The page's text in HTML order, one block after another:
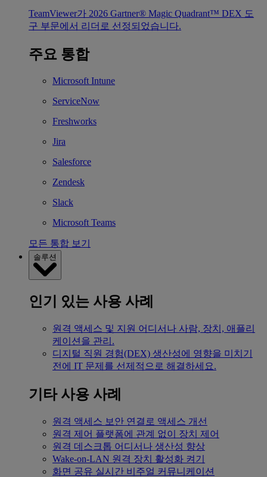
TeamViewer가 2026 Gartner® Magic Quadrant™ DEX 도
구 부문에서 리더로 선정되었습니다.
주요 통합
Microsoft Intune
ServiceNow
Freshworks
Jira
Salesforce
Zendesk
Slack
Microsoft Teams
모든 통합 보기
솔루션
인기 있는 사용 사례
원격 액세스 및 지원 어디서나 사람, 장치, 애플리
케이션을 관리.
디지털 직원 경험(DEX) 생산성에 영향을 미치기
전에 IT 문제를 선제적으로 해결하세요.
기타 사용 사례
원격 액세스 보안 연결로 액세스 개선
원격 제어 플랫폼에 관계 없이 장치 제어
원격 데스크톱 어디서나 생산성 향상
Wake-on-LAN 원격 장치 활성화 켜기
화면 공유 실시간 비주얼 커뮤니케이션